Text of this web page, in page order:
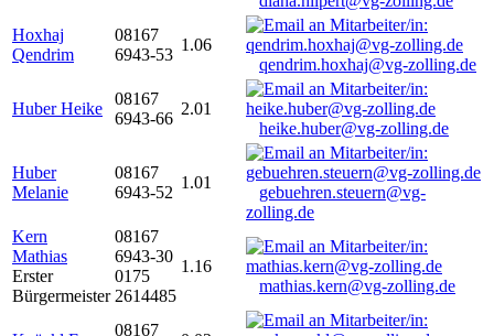
Hoxhaj
Qendrim
08167
6943-53
1.06
qendrim.hoxhaj@vg-zolling.de
Huber Heike
08167
6943-66
2.01
heike.huber@vg-zolling.de
Huber
Melanie
08167
6943-52
1.01
gebuehren.steuern@vg-
zolling.de
Kern
Mathias
Erster
Bürgermeister
08167
6943-30
0175
2614485
1.16
mathias.kern@vg-zolling.de
08167